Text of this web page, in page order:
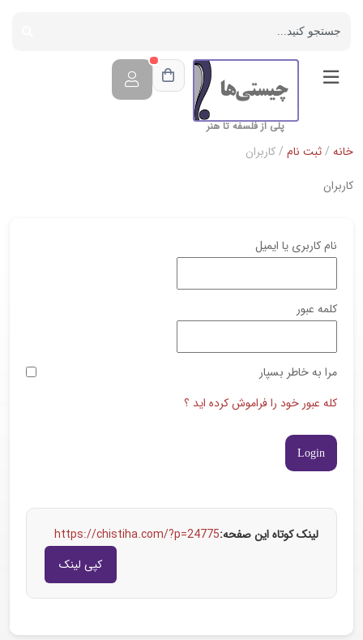
پلی از فلسفه تا هنر
خانه /ثبت نام / کاربران
کاربران
نام کاربری یا ایمیل
کلمه عبور
مرا به خاطر بسپار
کله عبور خود را فراموش کرده اید ؟
لینک کوتاه این صفحه:https://chistiha.com/?p=24775
کپی لینک